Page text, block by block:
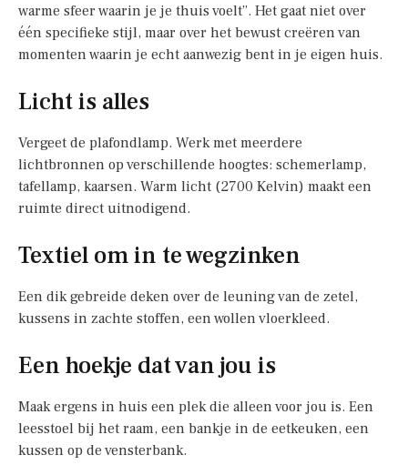
warme sfeer waarin je je thuis voelt”. Het gaat niet over
één specifieke stijl, maar over het bewust creëren van
momenten waarin je echt aanwezig bent in je eigen huis.
Licht is alles
Vergeet de plafondlamp. Werk met meerdere
lichtbronnen op verschillende hoogtes: schemerlamp,
tafellamp, kaarsen. Warm licht (2700 Kelvin) maakt een
ruimte direct uitnodigend.
Textiel om in te wegzinken
Een dik gebreide deken over de leuning van de zetel,
kussens in zachte stoffen, een wollen vloerkleed.
Een hoekje dat van jou is
Maak ergens in huis een plek die alleen voor jou is. Een
leesstoel bij het raam, een bankje in de eetkeuken, een
kussen op de vensterbank.